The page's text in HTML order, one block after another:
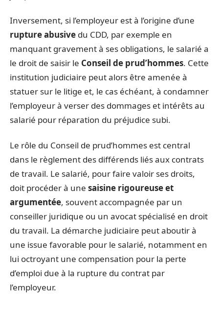
Inversement, si l’employeur est à l’origine d’une
rupture abusive du CDD, par exemple en
manquant gravement à ses obligations, le salarié a
le droit de saisir le Conseil de prud’hommes. Cette
institution judiciaire peut alors être amenée à
statuer sur le litige et, le cas échéant, à condamner
l’employeur à verser des dommages et intérêts au
salarié pour réparation du préjudice subi.
Le rôle du Conseil de prud’hommes est central
dans le règlement des différends liés aux contrats
de travail. Le salarié, pour faire valoir ses droits,
doit procéder à une saisine rigoureuse et
argumentée, souvent accompagnée par un
conseiller juridique ou un avocat spécialisé en droit
du travail. La démarche judiciaire peut aboutir à
une issue favorable pour le salarié, notamment en
lui octroyant une compensation pour la perte
d’emploi due à la rupture du contrat par
l’employeur.